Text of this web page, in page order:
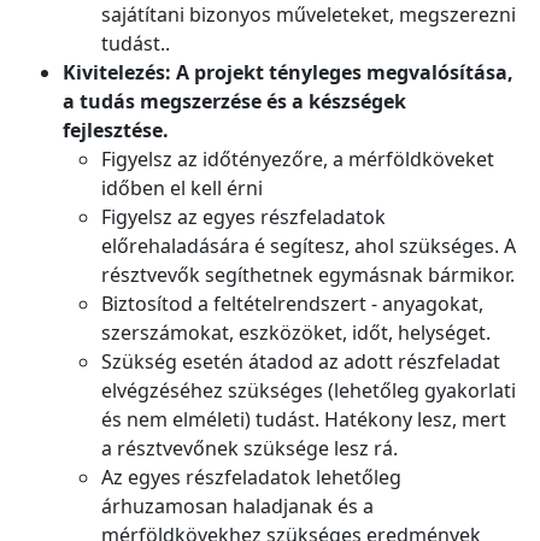
sajátítani bizonyos műveleteket, megszerezni
tudást..
Kivitelezés: A projekt tényleges megvalósítása,
a tudás megszerzése és a készségek
fejlesztése.
Figyelsz az időtényezőre, a mérföldköveket
időben el kell érni
Figyelsz az egyes részfeladatok
előrehaladására é segítesz, ahol szükséges. A
résztvevők segíthetnek egymásnak bármikor.
Biztosítod a feltételrendszert - anyagokat,
szerszámokat, eszközöket, időt, helységet.
Szükség esetén átadod az adott részfeladat
elvégzéséhez szükséges (lehetőleg gyakorlati
és nem elméleti) tudást. Hatékony lesz, mert
a résztvevőnek szüksége lesz rá.
Az egyes részfeladatok lehetőleg
árhuzamosan haladjanak és a
mérföldkövekhez szükséges eredmények